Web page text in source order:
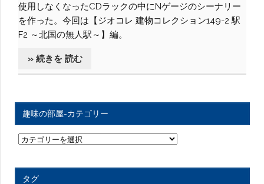
使用しなくなったCDラックの中にNゲージのシーナリー
を作った。今回は【ジオコレ 建物コレクション149-2 駅
F2 ～北国の無人駅～】編。
» 続きを 読む
趣味の部屋-カテゴリー
趣
味
屋
タグ